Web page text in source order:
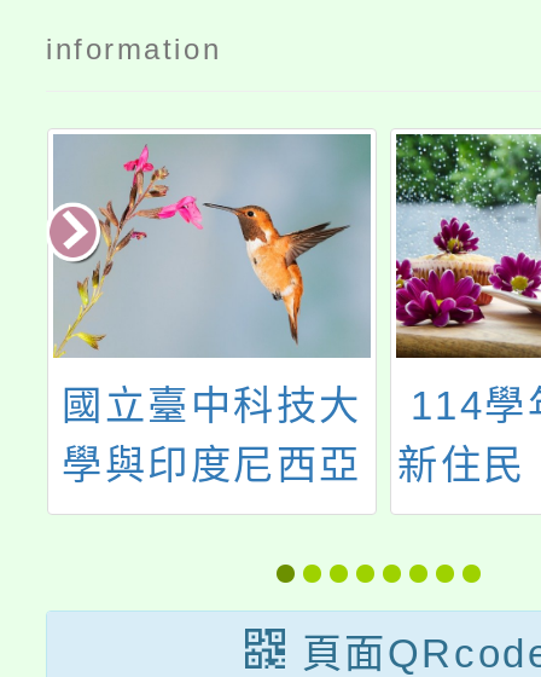
information
國立臺中科技大
學與印度尼西亞
大學合作辦理
「TIBA TKA印
尼語能力檢定測
114學
新住民
【新
遊】
實
頁面